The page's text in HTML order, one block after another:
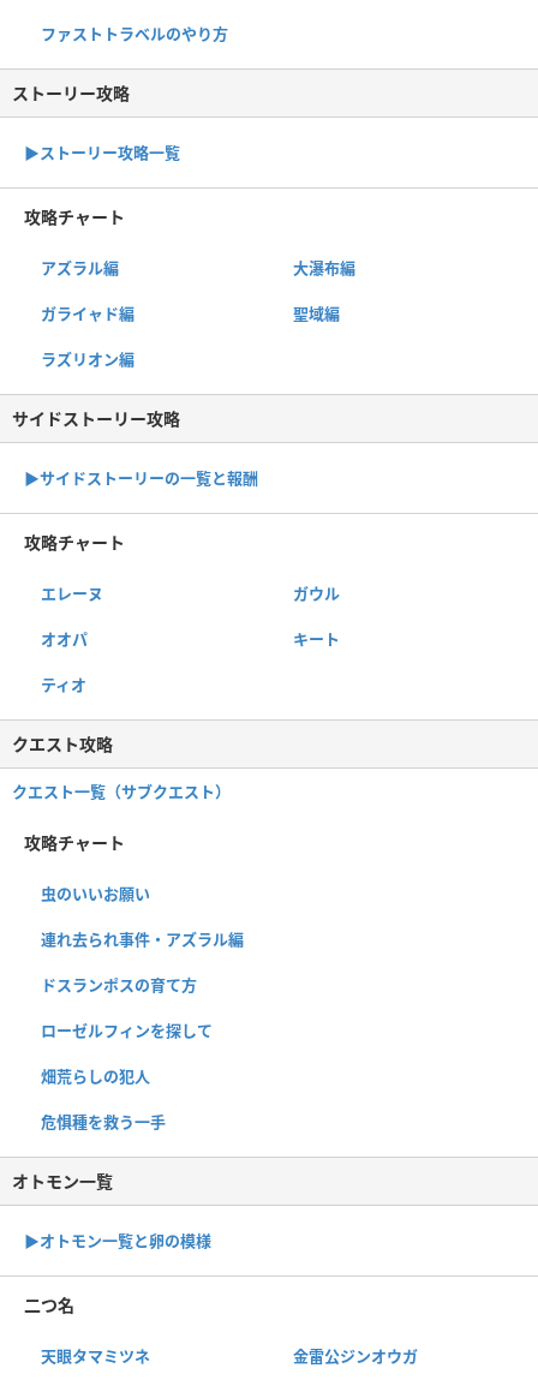
ファストトラベルのやり方
ストーリー攻略
▶︎ストーリー攻略一覧
攻略チャート
アズラル編 大瀑布編
ガライャド編 聖域編
ラズリオン編
サイドストーリー攻略
▶サイドストーリーの一覧と報酬
攻略チャート
エレーヌ ガウル
オオパ キート
ティオ
クエスト攻略
クエスト一覧（サブクエスト）
攻略チャート
虫のいいお願い
連れ去られ事件・アズラル編
ドスランポスの育て方
ローゼルフィンを探して
畑荒らしの犯人
危惧種を救う一手
オトモン一覧
▶︎オトモン一覧と卵の模様
二つ名
天眼タマミツネ 金雷公ジンオウガ